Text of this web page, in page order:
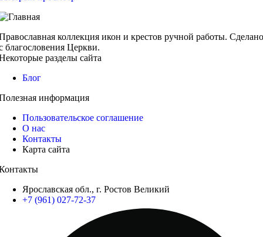
коллекция икон и крестов ручной работы. Сделано
благословения Церкви.
разделы сайта
Блог
информация
Пользовательское соглашение
О нас
Контакты
Карта сайта
Ярославская обл., г. Ростов Великий
+7 (961) 027-72-37